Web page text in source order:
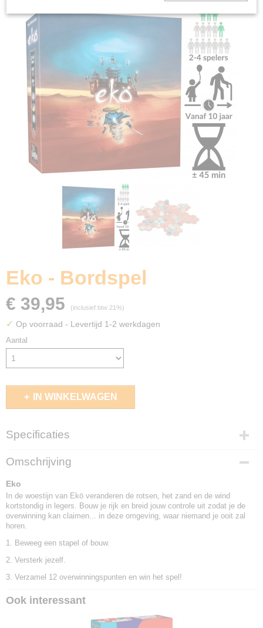
Eko - Bordspel
€ 39,95 (inclusief btw 21%)
✓ Op voorraad - Levertijd 1-2 werkdagen
Aantal
IN WINKELWAGEN
Specificaties
EAN code
3558380029229
Omschrijving
Eko
In de woestijn van Ekö veranderen de rotsen, het zand en de wind
kortstondig in legers. Bouw je rijk en breid jouw controle uit zodat je de
overwinning kan claimen... in deze omgeving, waar niemand je ooit zal
horen.
1. Beweeg een stapel of bouw.
2. Versterk jezelf.
3. Verzamel 12 overwinningspunten en win het spel!
Ook interessant